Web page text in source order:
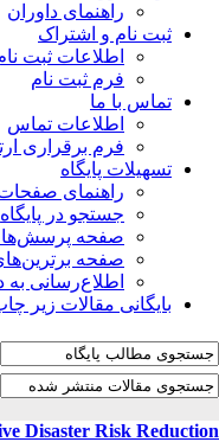
راهنمای داوران
ثبت نام و اشتراک
اطلاعات ثبت
فرم ثبت نام
تماس با ما
اطلاعات تماس
فرم برقراری
تسهیلات پایگاه
راهنمای
جستجو در پایگاه
صفحه
صفحه
اطلاع‌رسانی به
بایگانی مقالات زیر
Disaster Risk Reduction